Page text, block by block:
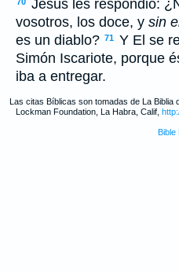
Jesús les respondió:
vosotros, los doce, y sin
es un diablo? 71 Y El se
Simón Iscariote, porque
iba a entregar.
Las citas Bíblicas son tomadas de La
Lockman Foundation, La Habra, Calif,
Bible